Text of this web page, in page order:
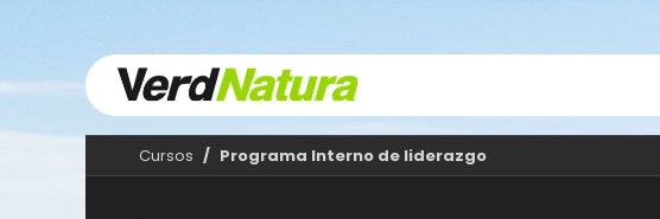
Cursos Programa Interno de liderazgo